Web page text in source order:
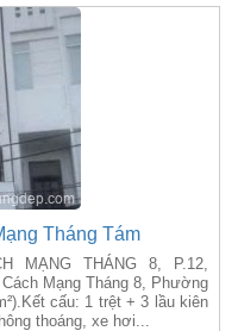
Tháng Tám
MẠNG THÁNG 8, P.12,
Mạng Tháng 8, Phường
cấu: 1 trệt + 3 lầu kiên
thoáng, xe hơi...